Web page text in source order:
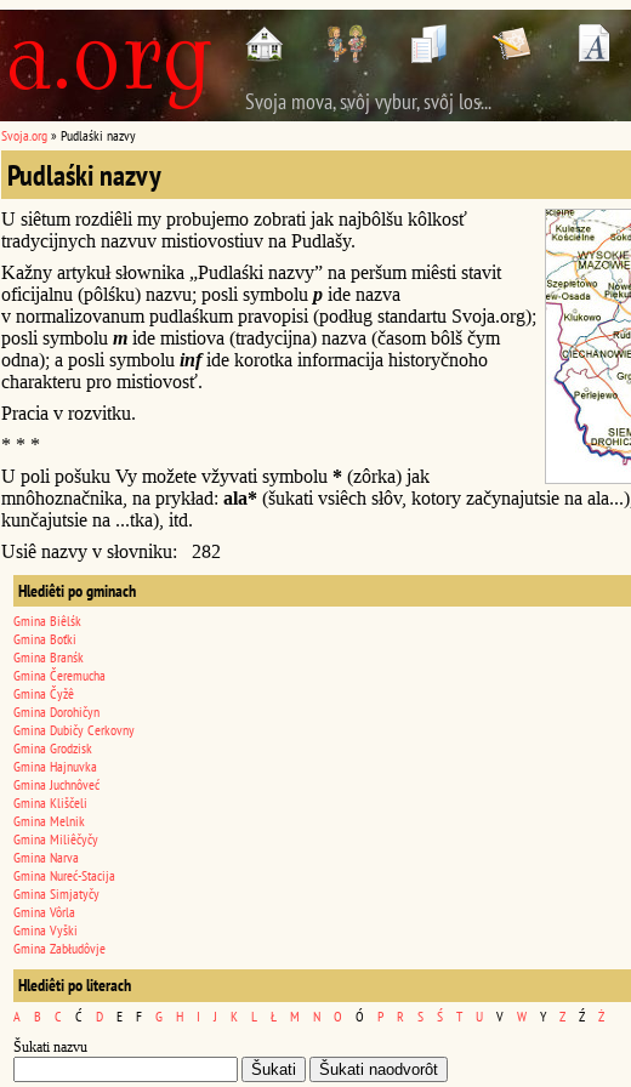
Svoja mova, svôj vybur, svôj los...
Svoja.org » Pudlaśki nazvy
Pudlaśki nazvy
U siêtum rozdiêli my probujemo zobrati jak najbôlšu kôlkosť
tradycijnych nazvuv mistiovostiuv na Pudlašy.
Kažny artykuł słownika „Pudlaśki nazvy” na peršum miêsti stavit
oficijalnu (pôlśku) nazvu; posli symbolu p ide nazva
v normalizovanum pudlaśkum pravopisi (podług standartu Svoja.org);
posli symbolu m ide mistiova (tradycijna) nazva (časom bôlš čym
odna); a posli symbolu infide korotka informacija historyčnoho
charakteru pro mistiovosť.
Pracia v rozvitku.
* * *
U poli pošuku Vy možete vžyvati symbolu * (zôrka) jak
mnôhoznačnika, na prykład: ala* (šukati vsiêch słôv, kotory začynajutsie na ala...),
kunčajutsie na ...tka), itd.
Usiê nazvy v słovniku: 282
Hlediêti po gminach
Gmina Biêlśk
Gmina Boťki
Gmina Branśk
Gmina Čeremucha
Gmina Čyžê
Gmina Dorohičyn
Gmina Dubičy Cerkovny
Gmina Grodzisk
Gmina Hajnuvka
Gmina Juchnôveć
Gmina Kliščeli
Gmina Melnik
Gmina Miliêčyčy
Gmina Narva
Gmina Nureć-Stacija
Gmina Simjatyčy
Gmina Vôrla
Gmina Vyški
Gmina Zabłudôvje
Hlediêti po literach
A B C Ć D E F G H I J K L Ł M N O Ó P R S Ś T U V W Y Z Ź Ż
Šukati nazvu